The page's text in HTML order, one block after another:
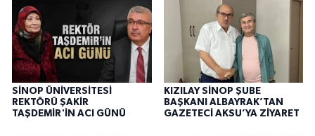
SİNOP ÜNİVERSİTESİ
REKTÖRÜ ŞAKİR
TAŞDEMİR'İN ACI GÜNÜ
KIZILAY SİNOP ŞUBE
BAŞKANI ALBAYRAK’TAN
GAZETECİ AKSU’YA ZİYARET